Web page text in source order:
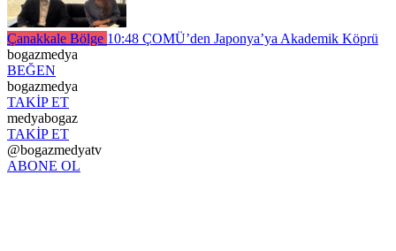
Çanakkale Bölge 10:48 ÇOMÜ’den Japonya’ya Akademik Köprü
bogazmedya
BEĞEN
bogazmedya
TAKİP ET
medyabogaz
TAKİP ET
@bogazmedyatv
ABONE OL